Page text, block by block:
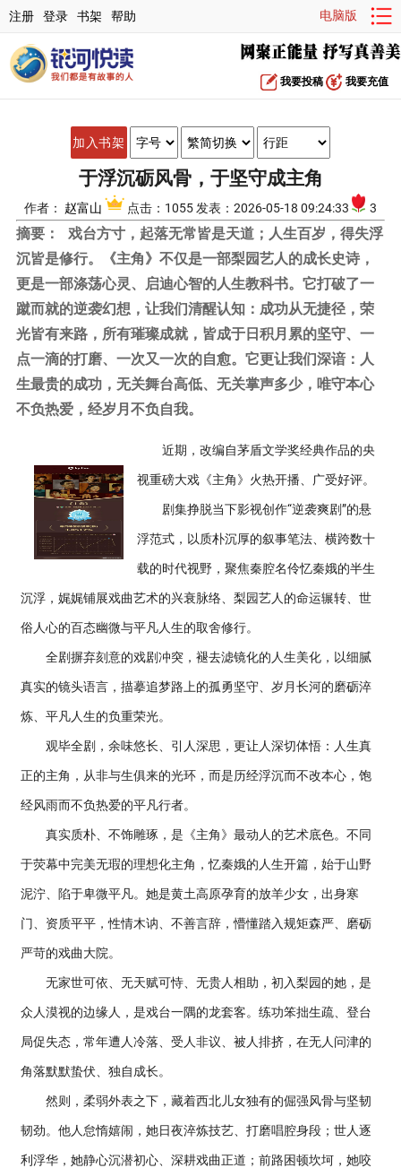
注册 登录 书架 帮助 电脑版
我要投稿 我要充值
加入书架
于浮沉砺风骨，于坚守成主角
作者： 赵富山 点击：1055 发表：2026-05-18 09:24:33 3
摘要：
戏台方寸，起落无常皆是天道；人生百岁，得失浮
沉皆是修行。《主角》不仅是一部梨园艺人的成长史诗，
更是一部涤荡心灵、启迪心智的人生教科书。它打破了一
蹴而就的逆袭幻想，让我们清醒认知：成功从无捷径，荣
光皆有来路，所有璀璨成就，皆成于日积月累的坚守、一
点一滴的打磨、一次又一次的自愈。它更让我们深谙：人
生最贵的成功，无关舞台高低、无关掌声多少，唯守本心
不负热爱，经岁月不负自我。
近期，改编自茅盾文学奖经典作品的央
视重磅大戏《主角》火热开播、广受好评。
剧集挣脱当下影视创作“逆袭爽剧”的悬
浮范式，以质朴沉厚的叙事笔法、横跨数十
载的时代视野，聚焦秦腔名伶忆秦娥的半生
沉浮，娓娓铺展戏曲艺术的兴衰脉络、梨园艺人的命运辗转、世
俗人心的百态幽微与平凡人生的取舍修行。
全剧摒弃刻意的戏剧冲突，褪去滤镜化的人生美化，以细腻
真实的镜头语言，描摹追梦路上的孤勇坚守、岁月长河的磨砺淬
炼、平凡人生的负重荣光。
观毕全剧，余味悠长、引人深思，更让人深切体悟：人生真
正的主角，从非与生俱来的光环，而是历经浮沉而不改本心，饱
经风雨而不负热爱的平凡行者。
真实质朴、不饰雕琢，是《主角》最动人的艺术底色。不同
于荧幕中完美无瑕的理想化主角，忆秦娥的人生开篇，始于山野
泥泞、陷于卑微平凡。她是黄土高原孕育的放羊少女，出身寒
门、资质平平，性情木讷、不善言辞，懵懂踏入规矩森严、磨砺
严苛的戏曲大院。
无家世可依、无天赋可恃、无贵人相助，初入梨园的她，是
众人漠视的边缘人，是戏台一隅的龙套客。练功笨拙生疏、登台
局促失态，常年遭人冷落、受人非议、被人排挤，在无人问津的
角落默默蛰伏、独自成长。
然则，柔弱外表之下，藏着西北儿女独有的倔强风骨与坚韧
韧劲。他人怠惰嬉闹，她日夜淬炼技艺、打磨唱腔身段；世人逐
利浮华，她静心沉潜初心、深耕戏曲正道；前路困顿坎坷，她咬